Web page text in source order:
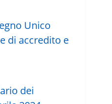
Unico
di accredito e